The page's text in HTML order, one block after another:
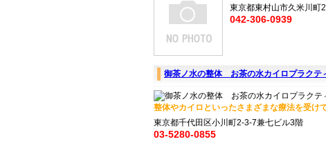
東京都東村山市久米川町
042-306-0939
御茶ノ水の整体 お茶の水カイロプラクテ
整体やカイロといったさまざまな療法を受け
東京都千代田区小川町2-3-7兼七ビル3階
03-5280-0855